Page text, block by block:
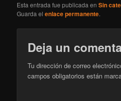
Esta entrada fue publicada enSin
Guarda elenlace permanente.
Deja un
Tu dirección de correo
campos obligatorios están